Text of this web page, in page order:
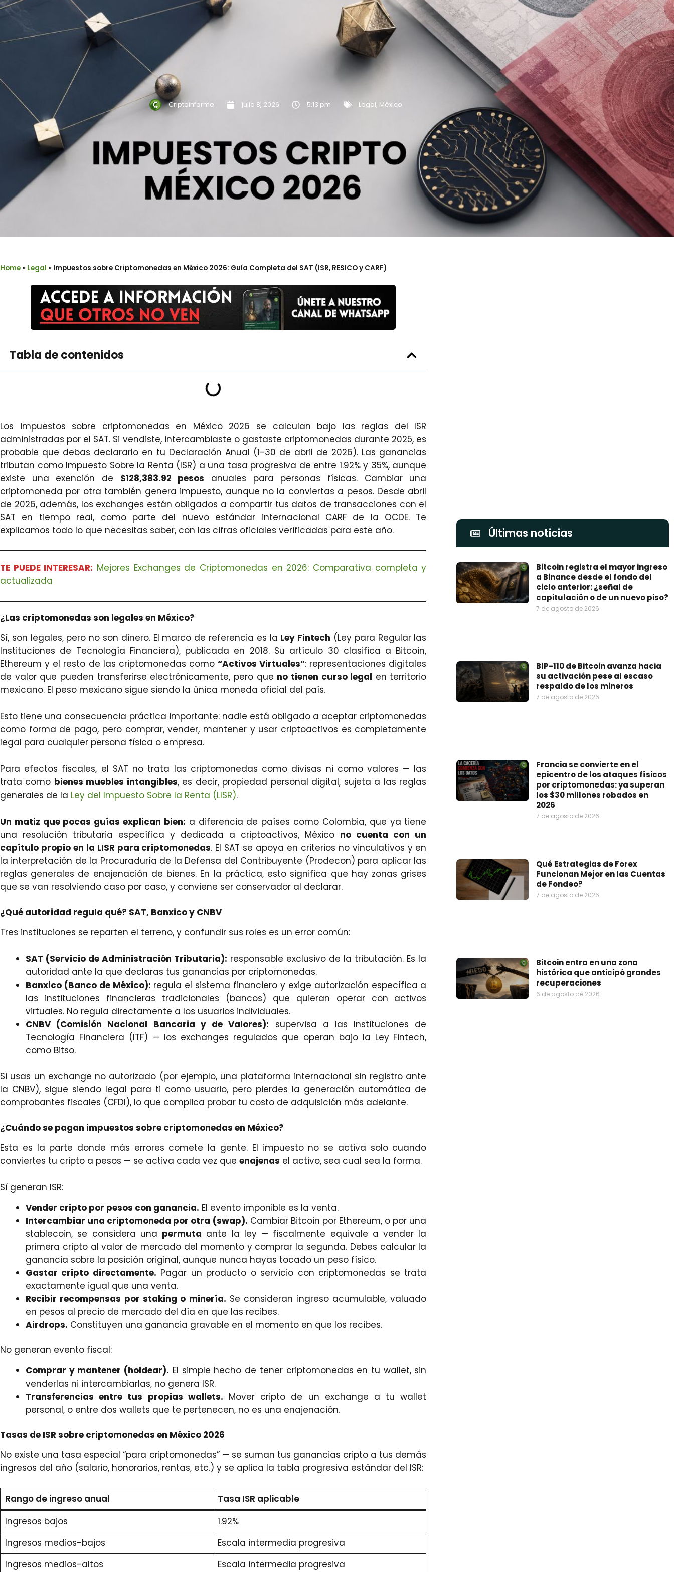
Criptoinforme julio 8, 2026 5:13 pm Legal, México
Home» Legal » Impuestos sobre Criptomonedas en México 2026: Guía Completa del SAT (ISR, RESICO y CARF)
Tabla de contenidos
Los impuestos sobre criptomonedas en México 2026 se calculan bajo las reglas del ISR
administradas por el SAT. Si vendiste, intercambiaste o gastaste criptomonedas durante 2025, es
probable que debas declararlo en tu Declaración Anual (1-30 de abril de 2026). Las ganancias
tributan como Impuesto Sobre la Renta (ISR) a una tasa progresiva de entre 1.92% y 35%, aunque
existe una exención de $128,383.92 pesos anuales para personas físicas. Cambiar una
criptomoneda por otra también genera impuesto, aunque no la conviertas a pesos. Desde abril
de 2026, además, los exchanges están obligados a compartir tus datos de transacciones con el
SAT en tiempo real, como parte del nuevo estándar internacional CARF de la OCDE. Te
explicamos todo lo que necesitas saber, con las cifras oficiales verificadas para este año.
TE PUEDE INTERESAR: Mejores Exchanges de Criptomonedas en 2026: Comparativa completa y
actualizada
¿Las criptomonedas son legales en México?
Sí, son legales, pero no son dinero. El marco de referencia es la Ley Fintech (Ley para Regular las
Instituciones de Tecnología Financiera), publicada en 2018. Su artículo 30 clasifica a Bitcoin,
Ethereum y el resto de las criptomonedas como“Activos Virtuales”: representaciones digitales
de valor que pueden transferirse electrónicamente, pero que no tienen curso legal en territorio
mexicano. El peso mexicano sigue siendo la única moneda oficial del país.
Esto tiene una consecuencia práctica importante: nadie está obligado a aceptar criptomonedas
como forma de pago, pero comprar, vender, mantener y usar criptoactivos es completamente
legal para cualquier persona física o empresa.
Para efectos fiscales, el SAT no trata las criptomonedas como divisas ni como valores — las
trata como bienes muebles intangibles, es decir, propiedad personal digital, sujeta a las reglas
generales de la Ley del Impuesto Sobre la Renta (LISR).
Un matiz que pocas guías explican bien: a diferencia de países como Colombia, que ya tiene
una resolución tributaria específica y dedicada a criptoactivos, México no cuenta con un
capítulo propio en la LISR para criptomonedas. El SAT se apoya en criterios no vinculativos y en
la interpretación de la Procuraduría de la Defensa del Contribuyente (Prodecon) para aplicar las
reglas generales de enajenación de bienes. En la práctica, esto significa que hay zonas grises
que se van resolviendo caso por caso, y conviene ser conservador al declarar.
¿Qué autoridad regula qué? SAT, Banxico y CNBV
Tres instituciones se reparten el terreno, y confundir sus roles es un error común:
SAT (Servicio de Administración Tributaria): responsable exclusivo de la tributación. Es la
autoridad ante la que declaras tus ganancias por criptomonedas.
Banxico (Banco de México): regula el sistema financiero y exige autorización específica a
las instituciones financieras tradicionales (bancos) que quieran operar con activos
virtuales. No regula directamente a los usuarios individuales.
CNBV (Comisión Nacional Bancaria y de Valores): supervisa a las Instituciones de
Tecnología Financiera (ITF) — los exchanges regulados que operan bajo la Ley Fintech,
como Bitso.
Si usas un exchange no autorizado (por ejemplo, una plataforma internacional sin registro ante
la CNBV), sigue siendo legal para ti como usuario, pero pierdes la generación automática de
comprobantes fiscales (CFDI), lo que complica probar tu costo de adquisición más adelante.
¿Cuándo se pagan impuestos sobre criptomonedas en México?
Esta es la parte donde más errores comete la gente. El impuesto no se activa solo cuando
conviertes tu cripto a pesos — se activa cada vez que enajenas el activo, sea cual sea la forma.
Sí generan ISR:
Vender cripto por pesos con ganancia. El evento imponible es la venta.
Intercambiar una criptomoneda por otra (swap). Cambiar Bitcoin por Ethereum, o por una
stablecoin, se considera una permuta ante la ley — fiscalmente equivale a vender la
primera cripto al valor de mercado del momento y comprar la segunda. Debes calcular la
ganancia sobre la posición original, aunque nunca hayas tocado un peso físico.
Gastar cripto directamente. Pagar un producto o servicio con criptomonedas se trata
exactamente igual que una venta.
Recibir recompensas por staking o minería. Se consideran ingreso acumulable, valuado
en pesos al precio de mercado del día en que las recibes.
Airdrops. Constituyen una ganancia gravable en el momento en que los recibes.
No generan evento fiscal:
Comprar y mantener (holdear). El simple hecho de tener criptomonedas en tu wallet, sin
venderlas ni intercambiarlas, no genera ISR.
Transferencias entre tus propias wallets. Mover cripto de un exchange a tu wallet
personal, o entre dos wallets que te pertenecen, no es una enajenación.
Tasas de ISR sobre criptomonedas en México 2026
No existe una tasa especial “para criptomonedas” — se suman tus ganancias cripto a tus demás
ingresos del año (salario, honorarios, rentas, etc.) y se aplica la tabla progresiva estándar del ISR:
Rango de ingreso anual
Tasa ISR aplicable
Ingresos bajos
1.92%
Ingresos medios-bajos
Escala intermedia progresiva
Ingresos medios-altos
Escala intermedia progresiva
Últimas noticias
Bitcoin registra el mayor ingreso
a Binance desde el fondo del
ciclo anterior: ¿señal de
capitulación o de un nuevo piso?
7 de agosto de 2026
BIP-110 de Bitcoin avanza hacia
su activación pese al escaso
respaldo de los mineros
7 de agosto de 2026
Francia se convierte en el
epicentro de los ataques físicos
por criptomonedas: ya superan
los $30 millones robados en
2026
7 de agosto de 2026
Qué Estrategias de Forex
Funcionan Mejor en las Cuentas
de Fondeo?
7 de agosto de 2026
Bitcoin entra en una zona
histórica que anticipó grandes
recuperaciones
6 de agosto de 2026